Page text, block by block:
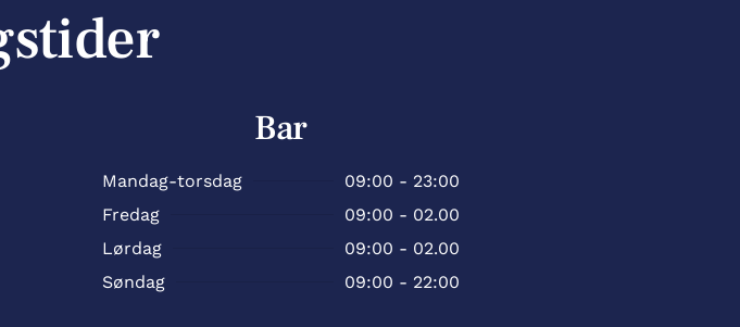
Bar
Mandag-torsdag
09:00 - 23:00
Fredag
09:00 - 02.00
Lørdag
09:00 - 02.00
Søndag
09:00 - 22:00